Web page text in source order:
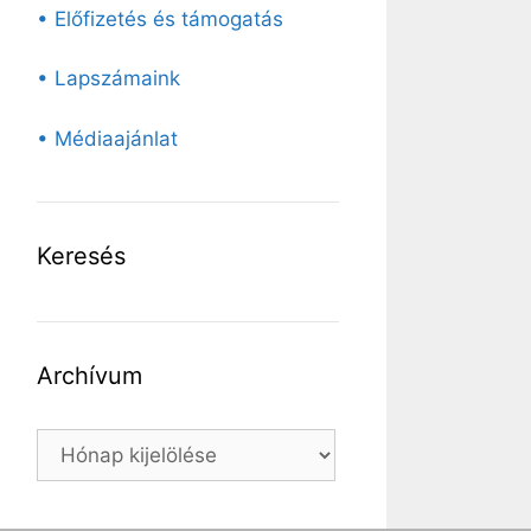
• Előfizetés és támogatás
• Lapszámaink
• Médiaajánlat
Keresés
Archívum
Archívum